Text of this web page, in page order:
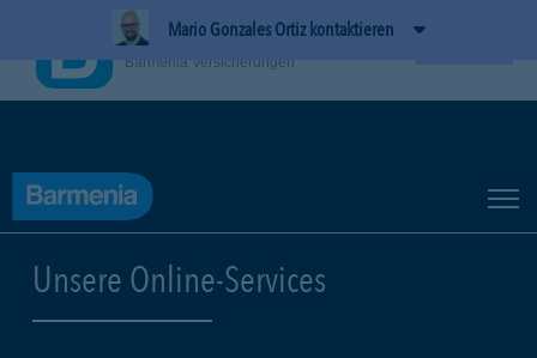
Mario Gonzales Ortiz kontaktieren
Unsere Online-Services
BarmeniaApp
Barmenia Versicherungen